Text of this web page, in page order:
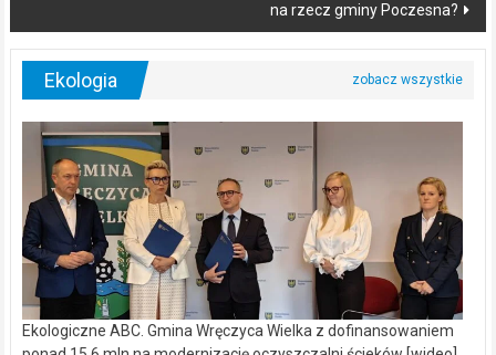
na rzecz gminy Poczesna?
Ekologia
Ekologiczne ABC. Gmina Wręczyca Wielka z dofinansowaniem